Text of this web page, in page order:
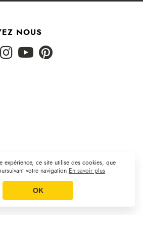
expérience, ce site utilise des cookies, que
votre navigation En savoir plus
OK
NOUS
| Mentions légales